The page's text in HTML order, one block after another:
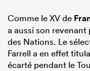
Comme le XV de
a aussi son
des Nations. Le
Farrell a en effet
écarté pendant le